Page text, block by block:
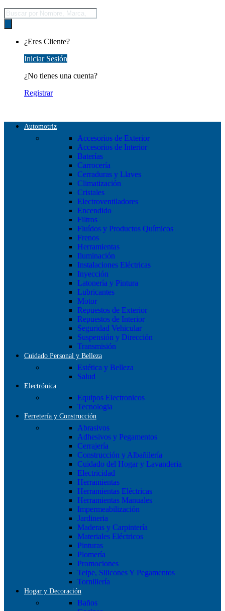
Búsqueda
de
productos
¿Eres Cliente?
Iniciar Sesión
¿No tienes una cuenta?
Registrar
Automotriz
Accesorios de Exterior
Accesorios de Interior
Baterías
Carrocería
Cerraduras y Llaves
Climatización
Cristales
Electroventiladores
Encendido
Filtros
Fluídos y Productos Químicos
Frenos
Herramientas
Iluminación
Instalaciones Eléctricas
Inyección
Latonería y Pintura
Lubricantes
Motor
Repuestos de Exterior
Repuestos de Interior
Seguridad Vehicular
Suspensión y Dirección
Transmisión
Cuidado Personal y Belleza
Estética y Belleza
Salud
Electrónica
Equipos Electronicos
Tecnologia
Ferretería y Construcción
Abrasivos
Adhesivos y Pegamentos
Cerrajería
Construcción y Albañilería
Cuidado del Hogar y Lavanderia
Electricidad
Herramientas
Herramientas Eléctricas
Herramientas Manuales
Impermeabilización
Jardineria
Maderas y Carpintería
Materiales Eléctricos
Pinturas
Plomería
Promociones
Teipe, Silicones Y Pegamentos
Tornillería
Hogar y Decoración
Baños